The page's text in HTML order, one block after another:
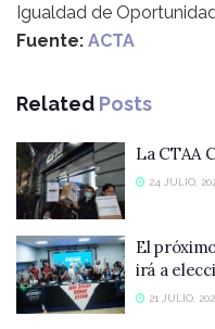
Igualdad de
Fuente: ACTA
Related Posts
La CTAA
24 JULIO,
El
irá a
21 JULIO,